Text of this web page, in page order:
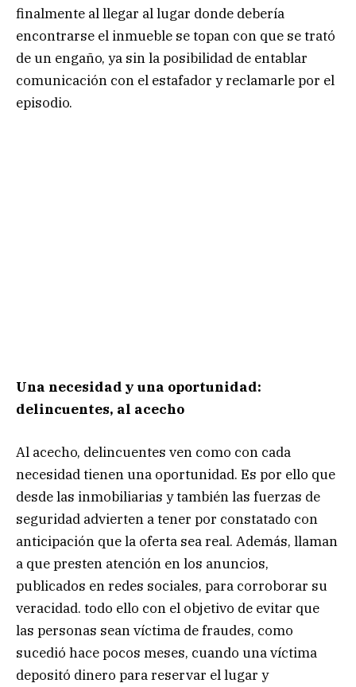
finalmente al llegar al lugar donde debería
encontrarse el inmueble se topan con que se trató
de un engaño, ya sin la posibilidad de entablar
comunicación con el estafador y reclamarle por el
episodio.
Una necesidad y una oportunidad:
delincuentes, al acecho
Al acecho, delincuentes ven como con cada
necesidad tienen una oportunidad. Es por ello que
desde las inmobiliarias y también las fuerzas de
seguridad advierten a tener por constatado con
anticipación que la oferta sea real. Además, llaman
a que presten atención en los anuncios,
publicados en redes sociales, para corroborar su
veracidad. todo ello con el objetivo de evitar que
las personas sean víctima de fraudes, como
sucedió hace pocos meses, cuando una víctima
depositó dinero para reservar el lugar y